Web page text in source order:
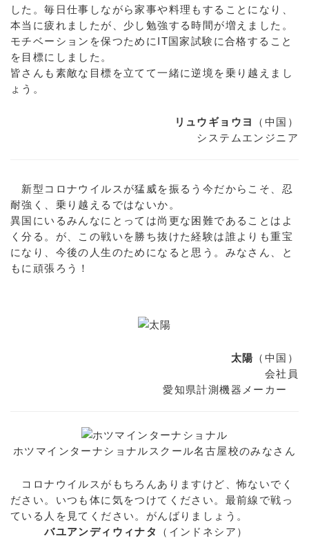
した。毎日仕事しながら家事や料理もすることになり、
本当に疲れましたが、少し勉強する時間が増えました。
モチベーションを保つためにIT国家試験に合格すること
を目標にしました。
皆さんも素敵な目標を立てて一緒に逆境を乗り越えまし
ょう。
リュウギョウヨ
（中国）
システムエンジニア
新型コロナウイルスが猛威を振るう今だからこそ、忍
耐強く、乗り越えるではないか。
異国にいるみんなにとっては尚更な困難であることはよ
く分る。が、この戦いを勝ち抜けた経験は誰よりも重宝
になり、今後の人生のためになると思う。みなさん、と
もに頑張ろう！
太陽 （中国）
会社員
愛知県計測機器メーカー
ホツマインターナショナルスクール名古屋校のみなさん
コロナウイルスがもちろんありますけど、怖ないでく
ださい。いつも体に気をつけてください。最前線で戦っ
ている人を見てください。がんばりましょう。
バユアンディウィナタ
（インドネシア）